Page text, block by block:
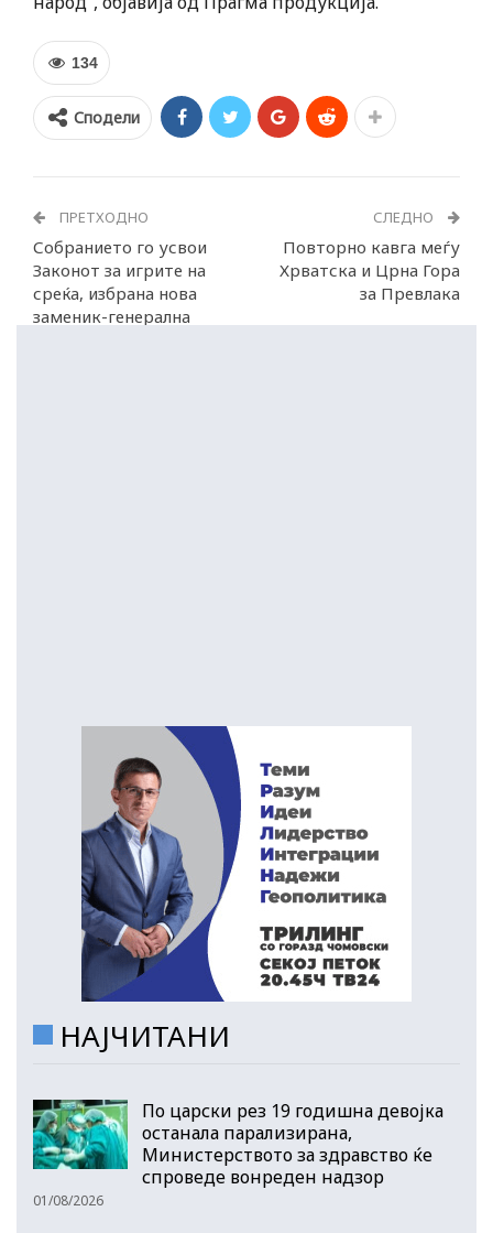
134
Сподели
ПРЕТХОДНО
Собранието го усвои
Законот за игрите на
среќа, избрана нова
заменик-генерална
СЛЕДНО
Повторно кавга меѓу
Хрватска и Црна Гора
за Превлака
НАЈЧИТАНИ
По царски рез 19 годишна девојка
останала парализирана,
Министерството за здравство ќе
спроведе вонреден надзор
01/08/2026